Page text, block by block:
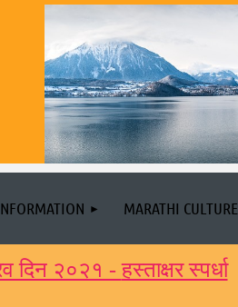
MARATHI CULTURE
दिन २०२१ -हस्ताक्षर स्पर्धा